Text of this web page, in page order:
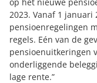
2023. Vanaf 1
pensioenregelingen
regels. Eén van de
pensioenuitkeringen
onderliggende
lage rente.”